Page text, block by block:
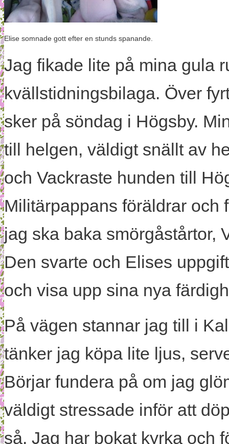
Elise somnade gott efter en stunds spanande.
Jag fikade lite på mina gula
kvällstidningsbilaga. Över
sker på söndag i Högsby.
till helgen, väldigt snällt av
och Vackraste hunden till
Militärpappans föräldrar och
jag ska baka smörgåstårtor,
Den svarte och Elises
och visa upp sina nya
På vägen stannar jag till i
tänker jag köpa lite ljus,
Börjar fundera på om jag
väldigt stressade inför att
så. Jag har bokat kyrka och